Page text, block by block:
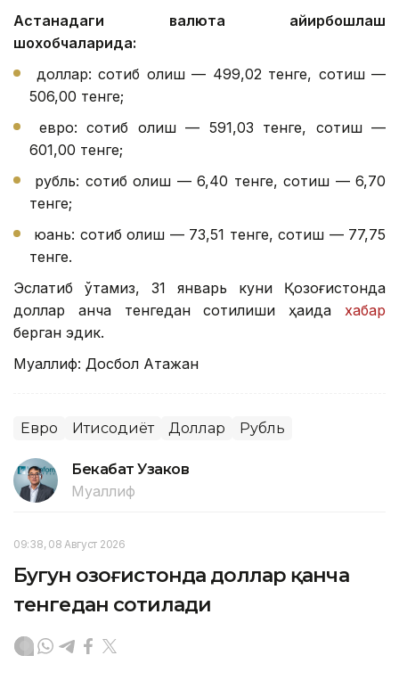
Астанадаги валюта айирбошлаш
шохобчаларида:
доллар: сотиб олиш — 499,02 тенге, сотиш —
506,00 тенге;
евро: сотиб олиш — 591,03 тенге, сотиш —
601,00 тенге;
рубль: сотиб олиш — 6,40 тенге, сотиш — 6,70
тенге;
юань: сотиб олиш — 73,51 тенге, сотиш — 77,75
тенге.
Эслатиб ўтамиз, 31 январь куни Қозоғистонда
доллар қанча тенгедан сотилиши ҳақида хабар
берган эдик.
Муаллиф: Досбол Атажан
Евро Иқтисодиёт Доллар Рубль
Бекабат Узаков
Муаллиф
09:38, 08 Август 2026
Бугун Қозоғистонда доллар қанча
тенгедан сотилади